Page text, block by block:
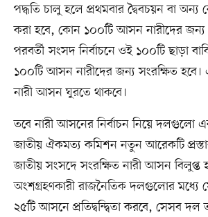
পদ্ধতি চালু হলে প্রথমবার দ্বৈবচয়ন বা
করা হবে, কোন ১০০টি আসন নারীদের জন্য
পরবর্তী সংসদ নির্বাচনে ওই ১০০টি ছাড়া
১০০টি আসন নারীদের জন্য সংরক্ষিত হবে।
নারী আসন ঘুরতে থাকবে।
তবে নারী আসনের নির্বাচন নিয়ে দলগুলো
জাতীয় ঐকমত্য কমিশন নতুন আরেকটি
জাতীয় সংসদে সংরক্ষিত নারী আসন বিলুপ্ত
অংশগ্রহণকারী রাজনৈতিক দলগুলোর মধ্যে
২৫টি আসনে প্রতিদ্বন্দ্বিতা করবে, সেসব দল